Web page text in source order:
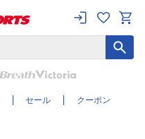
セール クーポン